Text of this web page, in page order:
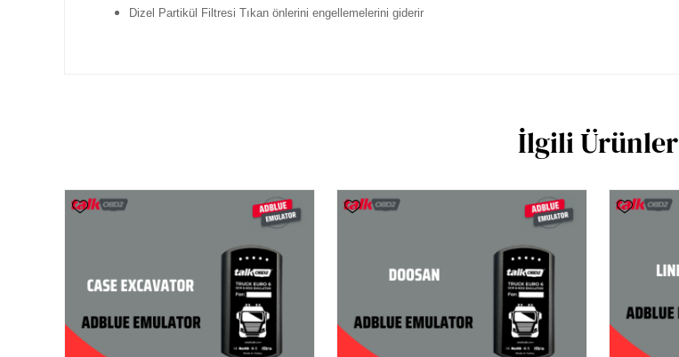
Dizel Partikül Filtresi Tıkan önlerini engellemelerini giderir
İlgili Ürünler